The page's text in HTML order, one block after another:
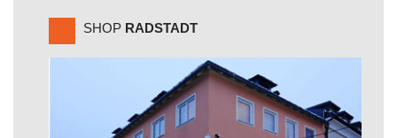
SHOP RADSTADT